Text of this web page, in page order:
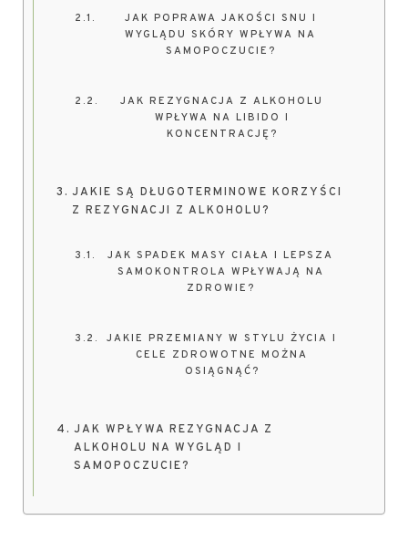
JAK POPRAWA JAKOŚCI SNU I
WYGLĄDU SKÓRY WPŁYWA NA
SAMOPOCZUCIE?
JAK REZYGNACJA Z ALKOHOLU
WPŁYWA NA LIBIDO I
KONCENTRACJĘ?
JAKIE SĄ DŁUGOTERMINOWE KORZYŚCI
Z REZYGNACJI Z ALKOHOLU?
JAK SPADEK MASY CIAŁA I LEPSZA
SAMOKONTROLA WPŁYWAJĄ NA
ZDROWIE?
JAKIE PRZEMIANY W STYLU ŻYCIA I
CELE ZDROWOTNE MOŻNA
OSIĄGNĄĆ?
JAK WPŁYWA REZYGNACJA Z
ALKOHOLU NA WYGLĄD I
SAMOPOCZUCIE?